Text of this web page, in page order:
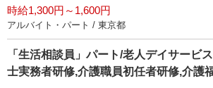
時給1,300円～1,600円
アルバイト・パート / 東京都
「生活相談員」パート/老人デイサービ
士実務者研修,介護職員初任者研修,介護